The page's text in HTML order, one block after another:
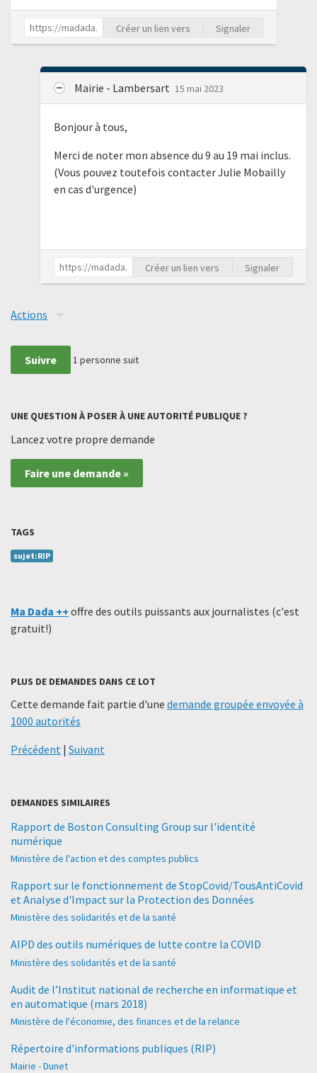
Créer un lien vers Signaler
Mairie - Lambersart 15 mai 2023
Bonjour à tous,
Merci de noter mon absence du 9 au 19 mai inclus.
(Vous pouvez toutefois contacter Julie Mobailly
en cas d'urgence)
Créer un lien vers Signaler
Actions
Suivre 1 personne suit
UNE QUESTION À POSER À UNE AUTORITÉ PUBLIQUE ?
Lancez votre propre demande
Faire une demande »
TAGS
sujet:RIP
Ma Dada ++ offre des outils puissants aux journalistes (c'est
gratuit!)
PLUS DE DEMANDES DANS CE LOT
Cette demande fait partie d'une demande groupée envoyée à
1000 autorités
Précédent | Suivant
DEMANDES SIMILAIRES
Rapport de Boston Consulting Group sur l'identité
numérique
Ministère de l'action et des comptes publics
Rapport sur le fonctionnement de StopCovid/TousAntiCovid
et Analyse d'Impact sur la Protection des Données
Ministère des solidarités et de la santé
AIPD des outils numériques de lutte contre la COVID
Ministère des solidarités et de la santé
Audit de l’Institut national de recherche en informatique et
en automatique (mars 2018)
Ministère de l'économie, des finances et de la relance
Répertoire d'informations publiques (RIP)
Mairie - Dunet